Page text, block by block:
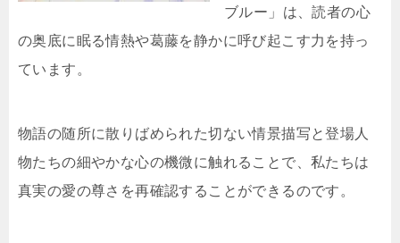
ブルー」は、読者の心
の奥底に眠る情熱や葛藤を静かに呼び起こす力を持っ
ています。
物語の随所に散りばめられた切ない情景描写と登場人
物たちの細やかな心の機微に触れることで、私たちは
真実の愛の尊さを再確認することができるのです。